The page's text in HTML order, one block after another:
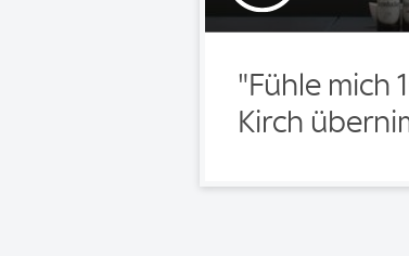
"Fühle mich
Kirch